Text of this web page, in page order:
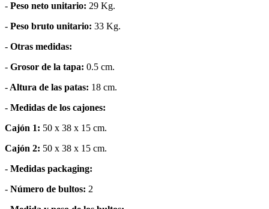
- Peso neto unitario: 29 Kg.
- Peso bruto unitario: 33 Kg.
- Otras medidas:
- Grosor de la tapa: 0.5 cm.
- Altura de las patas: 18 cm.
- Medidas de los cajones:
Cajón 1: 50 x 38 x 15 cm.
Cajón 2: 50 x 38 x 15 cm.
- Medidas packaging:
- Número de bultos: 2